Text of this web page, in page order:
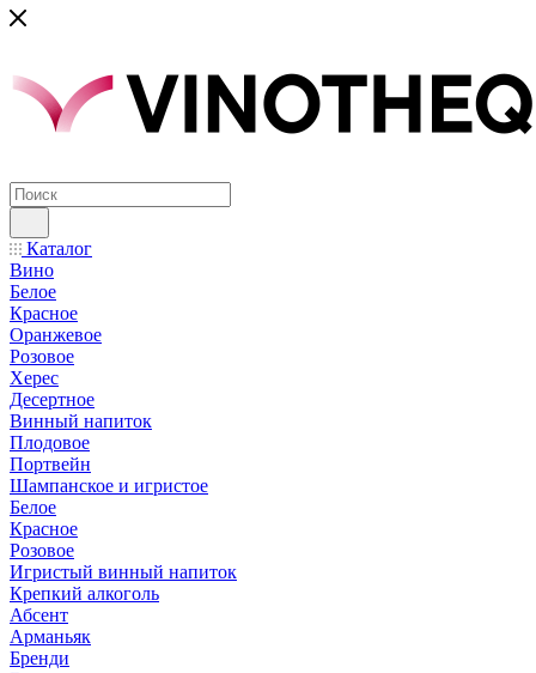
Каталог
Вино
Белое
Красное
Оранжевое
Розовое
Херес
Десертное
Винный напиток
Плодовое
Портвейн
Шампанское и игристое
Белое
Красное
Розовое
Игристый винный напиток
Крепкий алкоголь
Абсент
Арманьяк
Бренди